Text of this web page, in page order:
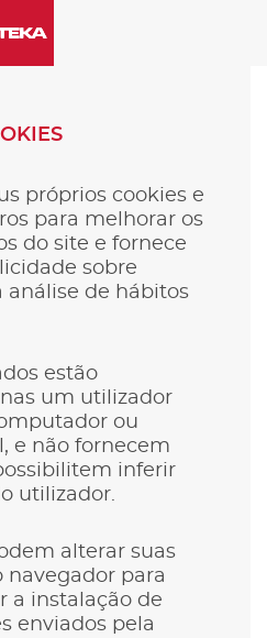
próprios cookies e
para melhorar os
do site e fornece
sobre
análise de hábitos
estão
um utilizador
ou
e não fornecem
inferir
utilizador.
alterar suas
navegador para
a instalação de
enviados pela